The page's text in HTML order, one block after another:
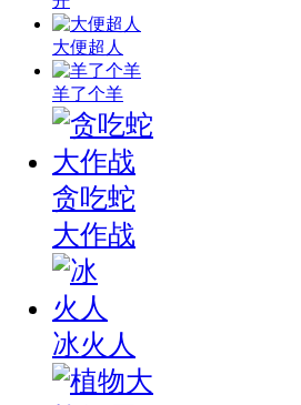
大便超人
羊了个羊
贪吃蛇
大作战
冰火人